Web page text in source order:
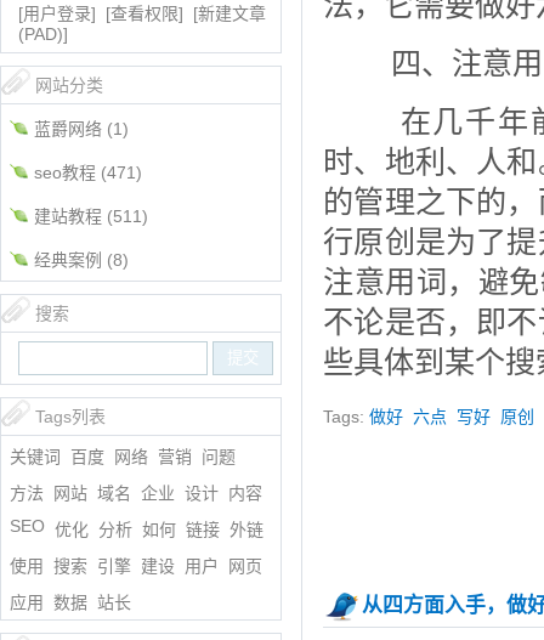
四、注意
在几千年
时、地利、人
的管理之下的
行原创是为了
注意用词，避
不论是否，即
些具体到某个
Tags:做好 六点 写好 原创
从四方面入手，做
[用户登录]
[查看权限]
[新建文章
(PAD)]
网站分类
蓝爵网络(1)
seo教程 (471)
建站教程 (511)
经典案例 (8)
搜索
Tags列表
关键词 百度 网络 营销
问题
方法
网站 域名 企业 设计 内容
SEO 优化 分析 如何 链接 外链
使用
搜索 引擎 建设 用户
网页
应用
数据 站长